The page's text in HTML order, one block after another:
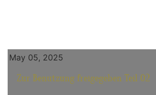
May 05, 2025
Zur Benutzung freigegeben Teil 02